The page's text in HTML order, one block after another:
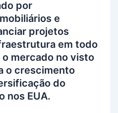
por
e
projetos
em todo
mercado no visto
o crescimento
do
nos EUA.